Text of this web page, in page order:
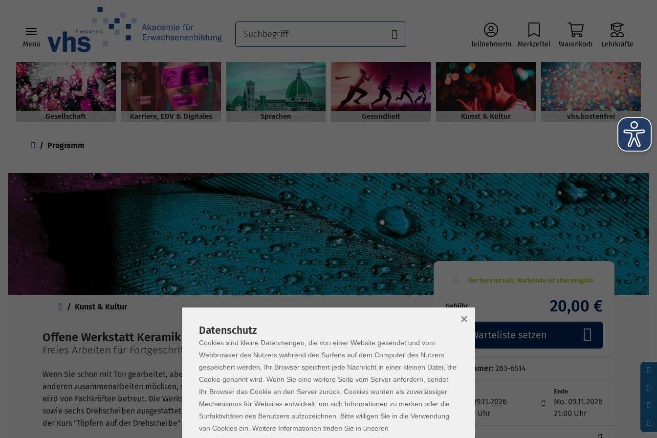
Menü TeilnehmerIn Merkzettel Warenkorb Lehrkräfte
Gesellschaft Karriere, EDV & Digitales Sprachen Gesundheit Kunst & Kultur vhs.kostenfrei
You are here:
Programm
Sie sind hier:
Kunst & Kultur
Offene Werkstatt Keramik
Freies Arbeiten für Fortgeschrittene
Wenn Sie schon mit Ton gearbeitet, aber zu Hause keine Gelegenheit dazu haben, oder gerne mit
anderen zusammenarbeiten möchten, sind Sie herzlich in unsere Offene Werkstatt eingeladen. Sie
wird von Fachkräften betreut. Die Werkstatt ist mit allen zum Töpfern erforderlichen Materialien
sowie sechs Drehscheiben ausgestattet. Die Benutzung der Drehscheiben ist nur möglich, wenn zuvor
der Kurs "Töpfern auf der Drehscheibe" belegt wurde.
Gebühr 20,00 €
auf Warteliste setzen
Kursnummer: 263-6514
Mo. 09.11.2026
17:00 Uhr
Ende
Mo. 09.11.2026
21:00 Uhr
Datenschutz
Cookies sind kleine Datenmengen, die von einer Website gesendet und vom
Webbrowser des Nutzers während des Surfens auf dem Computer des Nutzers
gespeichert werden. Ihr Browser speichert jede Nachricht in einer kleinen Datei, die
Cookie genannt wird. Wenn Sie eine weitere Seite vom Server anfordern, sendet
Ihr Browser das Cookie an den Server zurück. Cookies wurden als zuverlässiger
Mechanismus für Websites entwickelt, um sich Informationen zu merken oder die
Surfaktivitäten des Benutzers aufzuzeichnen. Bitte willigen Sie in die Verwendung
von Cookies ein. Weitere Informationen finden Sie in unseren
×